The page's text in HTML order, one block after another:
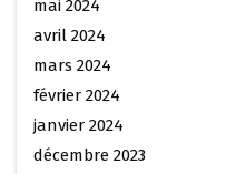
mai 2024
avril 2024
mars 2024
février 2024
janvier 2024
décembre 2023